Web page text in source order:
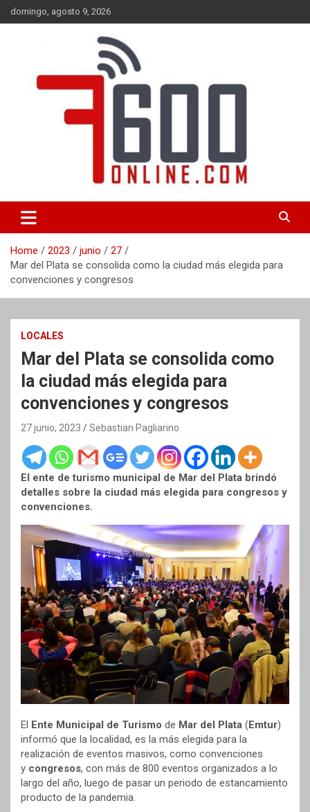
Skip
to
domingo, agosto 9, 2026
7600 online
nacional e internacional, deportiva y cultural.
Home 2023 junio
27
Mar del Plata se consolida como la ciudad más elegida para
convenciones y congresos
LOCALES
Mar del Plata se consolida como
la ciudad más elegida para
convenciones y congresos
27 junio, 2023 Sebastian Pagliarino
El ente de turismo municipal de Mar del Plata brindó
detalles sobre la ciudad más elegida para congresos y
convenciones.
El Ente Municipal de Turismo de Mar del Plata (Emtur)
informó que la localidad, es la más elegida para la
realización de eventos masivos, como convenciones
y congresos, con más de 800 eventos organizados a lo
largo del año, luego de pasar un periodo de estancamiento
producto de la pandemia.